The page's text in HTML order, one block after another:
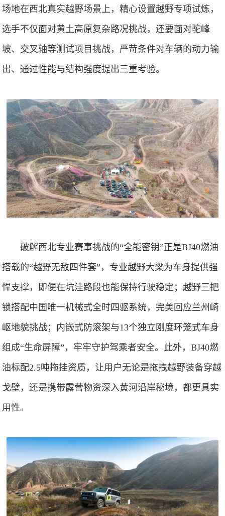
场地在西北真实越野场景上，精心设置越野专项试炼，
选手不仅面对黄土高原复杂路况挑战，还要面对驼峰
坡、交叉轴等测试项目挑战，严苛条件对车辆的动力输
出、通过性能与结构强度提出三重考验。
破解西北专业赛事挑战的“全能密钥”正是BJ40燃油
搭载的“越野无敌四件套”，专业越野大梁为车身提供强
悍支撑，即便在坑洼路段也能保持行驶稳定；越野三把
锁搭配中国唯一机械式全时四驱系统，完美回应兰州崎
岖地貌挑战；内嵌式防滚架与13个独立刚度环笼式车身
组成“生命屏障”，牢牢守护驾乘者安全。此外，BJ40燃
油标配2.5吨拖挂资质，让用户无论是拖拽越野装备穿越
戈壁，还是携带露营物资深入黄河沿岸秘境，都更具实
用性。